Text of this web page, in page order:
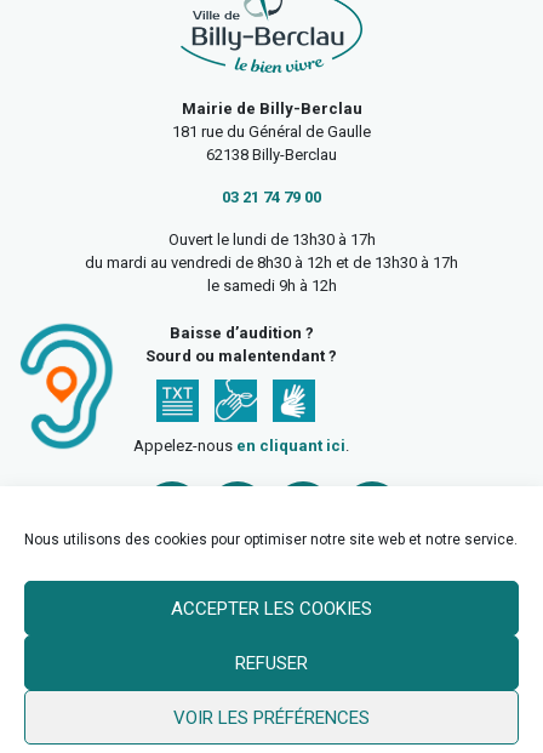
Nous utilisons des cookies pour optimiser notre site web et notre service.
ACCEPTER LES COOKIES
REFUSER
VOIR LES PRÉFÉRENCES
Mairie de Billy-Berclau
181 rue du Général de Gaulle
62138 Billy-Berclau
03 21 74 79 00
Ouvert le lundi de 13h30 à 17h
du mardi au vendredi de 8h30 à 12h et de 13h30 à 17h
le samedi 9h à 12h
Baisse d’audition ?
Sourd ou malentendant ?
Appelez-nous en cliquant ici.
© 2026 Ville de Billy Berclau —neoweb.fr